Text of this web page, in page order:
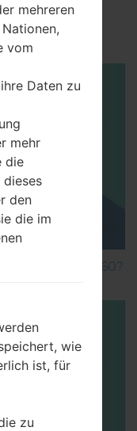
& USB
?
on LG GB160?
mehreren
vom
Daten zu
mehr
die
den
die im
wie
ist, für
zu